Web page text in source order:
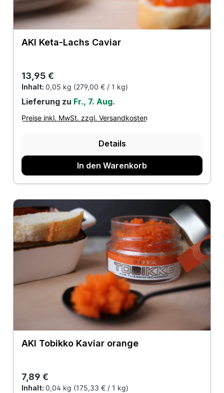
AKI Keta-Lachs Caviar
Regulärer Preis:
13,95 €
Inhalt: 0,05 kg (279,00 € / 1 kg)
Lieferung zu Fr., 7. Aug.
Preise inkl. MwSt. zzgl. Versandkosten
Details
In den Warenkorb
AKI Tobikko Kaviar orange
Regulärer Preis:
7,89 €
Inhalt: 0,04 kg (175,33 € / 1 kg)